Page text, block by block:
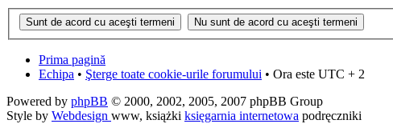
Prima pagină
Echipa • Şterge toate cookie-urile forumului • Ora este UTC + 2
Powered by phpBB © 2000, 2002, 2005, 2007 phpBB Group
Style by Webdesign www, książki księgarnia internetowa podręczniki